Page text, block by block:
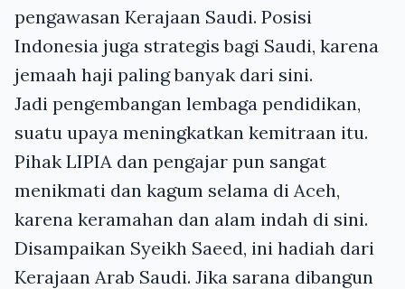
pengawasan Kerajaan Saudi. Posisi
Indonesia juga strategis bagi Saudi, karena
jemaah haji paling banyak dari sini.
Jadi pengembangan lembaga pendidikan,
suatu upaya meningkatkan kemitraan itu.
Pihak LIPIA dan pengajar pun sangat
menikmati dan kagum selama di Aceh,
karena keramahan dan alam indah di sini.
Disampaikan Syeikh Saeed, ini hadiah dari
Kerajaan Arab Saudi. Jika sarana dibangun